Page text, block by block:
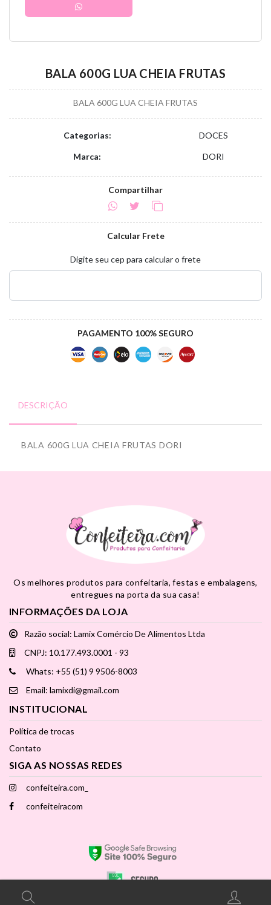
BALA 600G LUA CHEIA FRUTAS
BALA 600G LUA CHEIA FRUTAS
Categorias: DOCES
Marca: DORI
Compartilhar
Calcular Frete
Digite seu cep para calcular o frete
PAGAMENTO 100% SEGURO
DESCRIÇÃO
BALA 600G LUA CHEIA FRUTAS DORI
Os melhores produtos para confeitaria, festas e embalagens,
entregues na porta da sua casa!
INFORMAÇÕES DA LOJA
Razão social: Lamix Comércio De Alimentos Ltda
CNPJ: 10.177.493.0001 - 93
Whats: +55 (51) 9 9506-8003
Email: lamixdi@gmail.com
INSTITUCIONAL
Política de trocas
Contato
SIGA AS NOSSAS REDES
confeiteira.com_
confeiteiracom